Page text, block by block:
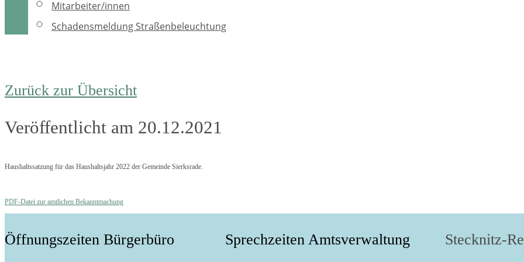
Mitarbeiter/innen
Schadensmeldung Straßenbeleuchtung
Zurück zur Übersicht
Veröffentlicht am 20.12.2021
Haushaltssatzung für das Haushaltsjahr 2022 der Gemeinde Sierksrade.
PDF-Datei zur amtlichen Bekanntmachung
Öffnungszeiten Bürgerbüro Sprechzeiten Amtsverwaltung Stecknitz-